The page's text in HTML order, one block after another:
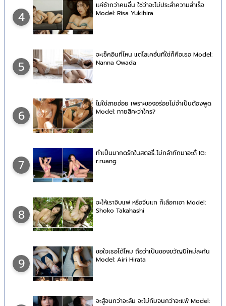
4
แค่ช้ากว่าคนอื่น ใช่ว่าจะไม่ประสำความสำเร็จ
Model: Risa Yukihira
5
จะเช็คอินที่ไหน แต่โลเคชั่นที่ใช่ก็คือเธอ Model:
Nanna Owada
6
ไม่ใช่สายอ่อย เพราะของอร่อยไม่จำเป็นต้องพูด
Model: ทายสิคะว่าใคร?
7
ทำเป็นมากดรักในสตอรี่..ไม่กล้าทักมาอะดิ้ IG:
r.ruang
8
จะให้เราจิบแฟ หรือจีบแก ก็เลือกเอา Model:
Shoko Takahashi
9
ขอใจเธอได้ไหม ถือว่าเป็นของขวัญปีใหม่ละกัน
Model: Airi Hirata
จะสู้จนกว่าจะล้ม จะไม่ก้มจนกว่าจะแพ้ Model: